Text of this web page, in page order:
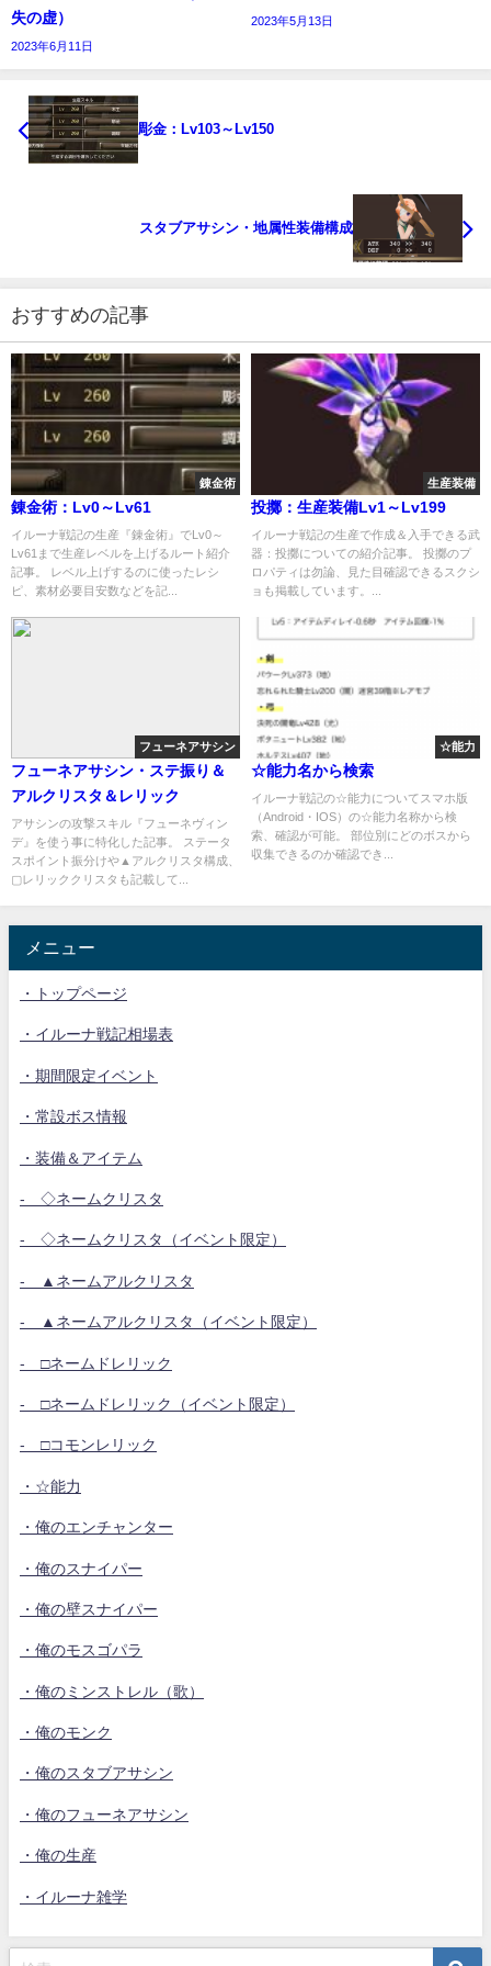
失の虚）
2023年6月11日
2023年5月13日
彫金：Lv103～Lv150
スタブアサシン・地属性装備構成
おすすめの記事
錬金術
錬金術：Lv0～Lv61
イルーナ戦記の生産『錬金術』でLv0～
Lv61まで生産レベルを上げるルート紹介
記事。 レベル上げするのに使ったレシ
ピ、素材必要目安数などを記...
生産装備
投擲：生産装備Lv1～Lv199
イルーナ戦記の生産で作成＆入手できる武
器：投擲についての紹介記事。 投擲のプ
ロパティは勿論、見た目確認できるスクシ
ョも掲載しています。...
フューネアサシン
フューネアサシン・ステ振り＆
アルクリスタ＆レリック
アサシンの攻撃スキル『フューネヴィン
デ』を使う事に特化した記事。 ステータ
スポイント振分けや▲アルクリスタ構成、
▢レリッククリスタも記載して...
☆能力
☆能力名から検索
イルーナ戦記の☆能力についてスマホ版
（Android・IOS）の☆能力名称から検
索、確認が可能。 部位別にどのボスから
収集できるのか確認でき...
メニュー
・トップページ
・イルーナ戦記相場表
・期間限定イベント
・常設ボス情報
・装備＆アイテム
- ◇ネームクリスタ
- ◇ネームクリスタ（イベント限定）
- ▲ネームアルクリスタ
- ▲ネームアルクリスタ（イベント限定）
- □ネームドレリック
- □ネームドレリック（イベント限定）
- □コモンレリック
・☆能力
・俺のエンチャンター
・俺のスナイパー
・俺の壁スナイパー
・俺のモスゴパラ
・俺のミンストレル（歌）
・俺のモンク
・俺のスタブアサシン
・俺のフューネアサシン
・俺の生産
・イルーナ雑学